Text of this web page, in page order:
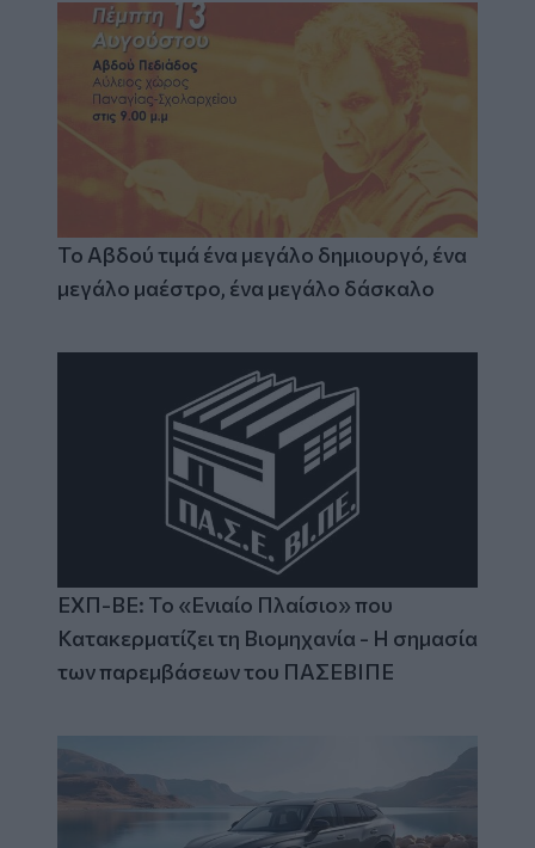
Το Αβδού τιμά ένα μεγάλο δημιουργό, ένα
μεγάλο μαέστρο, ένα μεγάλο δάσκαλο
ΕΧΠ-ΒΕ: Το «Ενιαίο Πλαίσιο» που
Κατακερματίζει τη Βιομηχανία - Η σημασία
των παρεμβάσεων του ΠΑΣΕΒΙΠΕ